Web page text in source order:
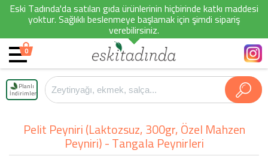
Eski Tadında'da satılan gıda ürünlerinin hiçbirinde katkı maddesi
yoktur. Sağlıklı beslenmeye başlamak için şimdi sipariş
verebilirsiniz.
0
Planlı
İndirimler
Pelit Peyniri (Laktozsuz, 300gr, Özel Mahzen
Peyniri) - Tangala Peynirleri